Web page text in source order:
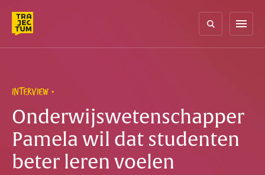
content
menu
INTERVIEW
Onderwijswetenschapper
Pamela wil dat studenten
beter leren voelen